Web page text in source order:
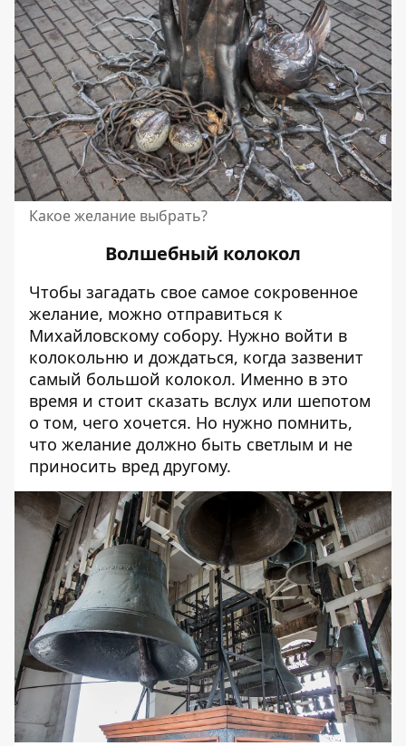
Какое желание выбрать?
Волшебный колокол
Чтобы загадать свое самое сокровенное
желание, можно отправиться к
Михайловскому собору. Нужно войти в
колокольню и дождаться, когда зазвенит
самый большой колокол. Именно в это
время и стоит сказать вслух или шепотом
о том, чего хочется. Но нужно помнить,
что желание должно быть светлым и не
приносить вред другому.